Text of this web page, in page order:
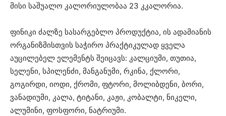
მისი საშუალო კალორიულობაა 23 კკალორია.
ფინიკი ძალზე სასარგებლო პროდუქტია, ის ადამიანის
ორგანიზმისთვის საჭირო პრაქტიკულად ყველა
აუცილებელ ელემენტს შეიცავს: კალციუმი, თუთია,
სელენი, სპილენძი, მანგანუმი, რკინა, ქლორი,
გოგირდი, იოდი, ქრომი, ფტორი, მოლიბდენი, ბორი,
ვანადიუმი, კალა, ტიტანი, კაჟი, კობალტი, ნიკელი,
ალუმინი, ფოსფორი, ნატრიუმი.